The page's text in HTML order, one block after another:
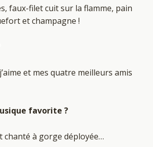
faux-filet cuit sur la flamme, pain
et champagne !
et mes quatre meilleurs amis
favorite ?
chanté à gorge déployée…